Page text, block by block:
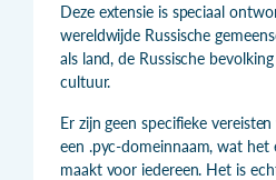
Deze extensie is speciaal
wereldwijde Russische
als land, de Russische
cultuur.
Er zijn geen specifieke
een .рус-domeinnaam, wat het
maakt voor iedereen. Het is